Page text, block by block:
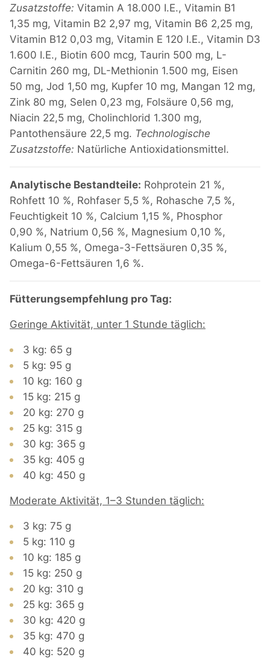
Zusatzstoffe: Vitamin A 18.000 I.E., Vitamin B1
1,35 mg, Vitamin B2 2,97 mg, Vitamin B6 2,25 mg,
Vitamin B12 0,03 mg, Vitamin E 120 I.E., Vitamin D3
1.600 I.E., Biotin 600 mcg, Taurin 500 mg, L-
Carnitin 260 mg, DL-Methionin 1.500 mg, Eisen
50 mg, Jod 1,50 mg, Kupfer 10 mg, Mangan 12 mg,
Zink 80 mg, Selen 0,23 mg, Folsäure 0,56 mg,
Niacin 22,5 mg, Cholinchlorid 1.300 mg,
Pantothensäure 22,5 mg. Technologische
Zusatzstoffe: Natürliche Antioxidationsmittel.
Analytische Bestandteile: Rohprotein 21 %,
Rohfett 10 %, Rohfaser 5,5 %, Rohasche 7,5 %,
Feuchtigkeit 10 %, Calcium 1,15 %, Phosphor
0,90 %, Natrium 0,56 %, Magnesium 0,10 %,
Kalium 0,55 %, Omega-3-Fettsäuren 0,35 %,
Omega-6-Fettsäuren 1,6 %.
Fütterungsempfehlung pro Tag:
Geringe Aktivität, unter 1 Stunde täglich:
3 kg: 65 g
5 kg: 95 g
10 kg: 160 g
15 kg: 215 g
20 kg: 270 g
25 kg: 315 g
30 kg: 365 g
35 kg: 405 g
40 kg: 450 g
Moderate Aktivität, 1–3 Stunden täglich:
3 kg: 75 g
5 kg: 110 g
10 kg: 185 g
15 kg: 250 g
20 kg: 310 g
25 kg: 365 g
30 kg: 420 g
35 kg: 470 g
40 kg: 520 g